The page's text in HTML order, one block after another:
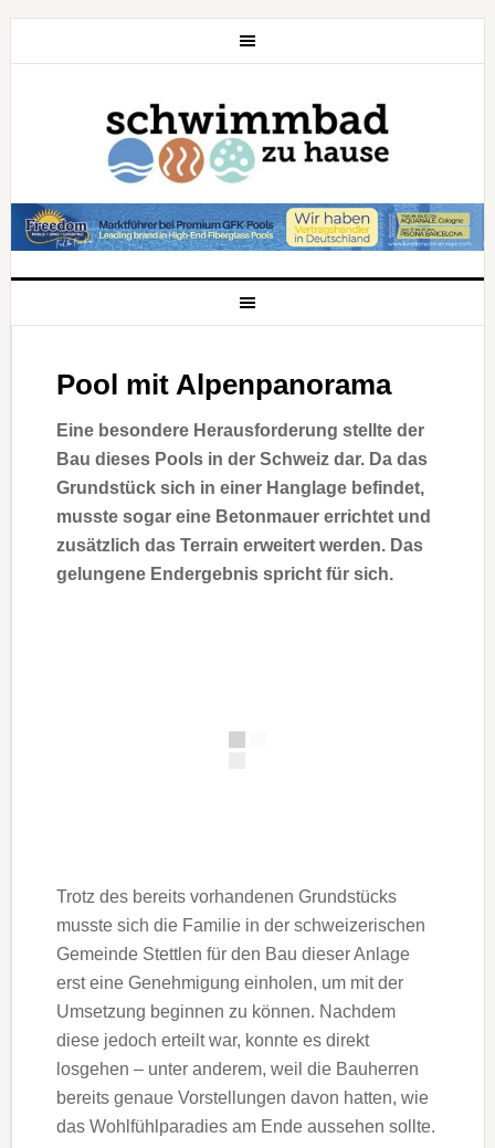
Pool mit Alpenpanorama
Eine besondere Herausforderung stellte der
Bau dieses Pools in der Schweiz dar. Da das
Grundstück sich in einer Hanglage befindet,
musste sogar eine Betonmauer errichtet und
zusätzlich das Terrain erweitert werden. Das
gelungene Endergebnis spricht für sich.
Trotz des bereits vorhandenen Grundstücks
musste sich die Familie in der schweizerischen
Gemeinde Stettlen für den Bau dieser Anlage
erst eine Genehmigung einholen, um mit der
Umsetzung beginnen zu können. Nachdem
diese jedoch erteilt war, konnte es direkt
losgehen – unter anderem, weil die Bauherren
bereits genaue Vorstellungen davon hatten, wie
das Wohlfühlparadies am Ende aussehen sollte.